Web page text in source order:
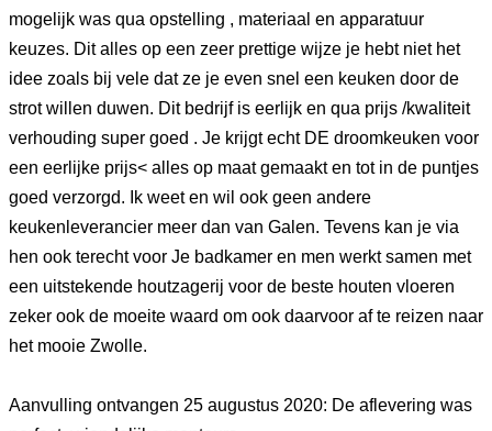
mogelijk was qua opstelling , materiaal en apparatuur
keuzes. Dit alles op een zeer prettige wijze je hebt niet het
idee zoals bij vele dat ze je even snel een keuken door de
strot willen duwen. Dit bedrijf is eerlijk en qua prijs /kwaliteit
verhouding super goed . Je krijgt echt DE droomkeuken voor
een eerlijke prijs< alles op maat gemaakt en tot in de puntjes
goed verzorgd. Ik weet en wil ook geen andere
keukenleverancier meer dan van Galen. Tevens kan je via
hen ook terecht voor Je badkamer en men werkt samen met
een uitstekende houtzagerij voor de beste houten vloeren
zeker ook de moeite waard om ook daarvoor af te reizen naar
het mooie Zwolle.
Aanvulling ontvangen 25 augustus 2020: De aflevering was